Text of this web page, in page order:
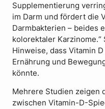
Supplementierung
im Darm und fördert die
Darmbakterien – beides
kolorektaler
Hinweise, dass Vitamin
Ernährung und
könnte.
Mehrere Studien zeigen
zwischen Vitamin-D-